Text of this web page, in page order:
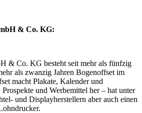
& Co. KG:
& Co. KG besteht seit mehr als fünfzig
als zwanzig Jahren Bogenoffset im
macht Plakate, Kalender und
und Werbemittel her – hat unter
und Displayherstellern aber auch einen